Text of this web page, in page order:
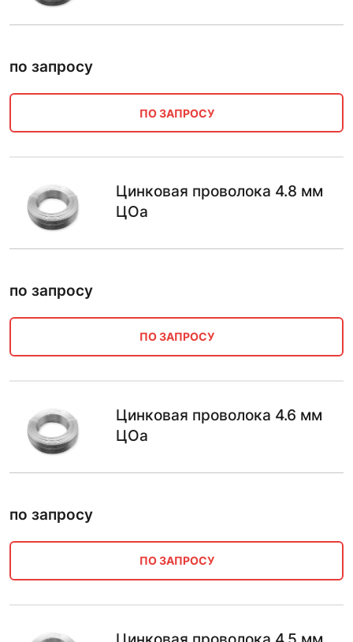
по запросу
ПО ЗАПРОСУ
Цинковая проволока 4.8 мм
ЦОа
по запросу
ПО ЗАПРОСУ
Цинковая проволока 4.6 мм
ЦОа
по запросу
ПО ЗАПРОСУ